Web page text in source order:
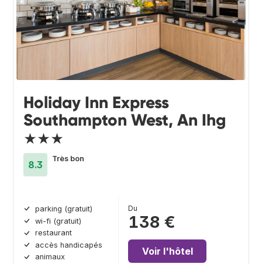
Holiday Inn Express
Southampton West, An Ihg
★★★
8.3
Très bon
parking (gratuit)
wi-fi (gratuit)
restaurant
accès handicapés
animaux
Du
138 €
Voir l'hôtel